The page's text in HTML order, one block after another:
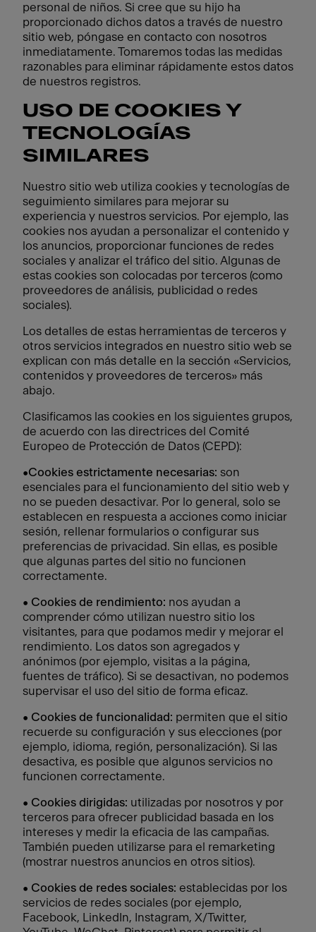
personal de niños. Si cree que su hijo ha
proporcionado dichos datos a través de nuestro
sitio web, póngase en contacto con nosotros
inmediatamente. Tomaremos todas las medidas
razonables para eliminar rápidamente estos datos
de nuestros registros.
USO DE COOKIES Y
TECNOLOGÍAS
SIMILARES
Nuestro sitio web utiliza cookies y tecnologías de
seguimiento similares para mejorar su
experiencia y nuestros servicios. Por ejemplo, las
cookies nos ayudan a personalizar el contenido y
los anuncios, proporcionar funciones de redes
sociales y analizar el tráfico del sitio. Algunas de
estas cookies son colocadas por terceros (como
proveedores de análisis, publicidad o redes
sociales).
Los detalles de estas herramientas de terceros y
otros servicios integrados en nuestro sitio web se
explican con más detalle en la sección «Servicios,
contenidos y proveedores de terceros» más
abajo.
Clasificamos las cookies en los siguientes grupos,
de acuerdo con las directrices del Comité
Europeo de Protección de Datos (CEPD):
•Cookies estrictamente necesarias: son
esenciales para el funcionamiento del sitio web y
no se pueden desactivar. Por lo general, solo se
establecen en respuesta a acciones como iniciar
sesión, rellenar formularios o configurar sus
preferencias de privacidad. Sin ellas, es posible
que algunas partes del sitio no funcionen
correctamente.
• Cookies de rendimiento: nos ayudan a
comprender cómo utilizan nuestro sitio los
visitantes, para que podamos medir y mejorar el
rendimiento. Los datos son agregados y
anónimos (por ejemplo, visitas a la página,
fuentes de tráfico). Si se desactivan, no podemos
supervisar el uso del sitio de forma eficaz.
• Cookies de funcionalidad: permiten que el sitio
recuerde su configuración y sus elecciones (por
ejemplo, idioma, región, personalización). Si las
desactiva, es posible que algunos servicios no
funcionen correctamente.
• Cookies dirigidas: utilizadas por nosotros y por
terceros para ofrecer publicidad basada en los
intereses y medir la eficacia de las campañas.
También pueden utilizarse para el remarketing
(mostrar nuestros anuncios en otros sitios).
• Cookies de redes sociales: establecidas por los
servicios de redes sociales (por ejemplo,
Facebook, LinkedIn, Instagram, X/Twitter,